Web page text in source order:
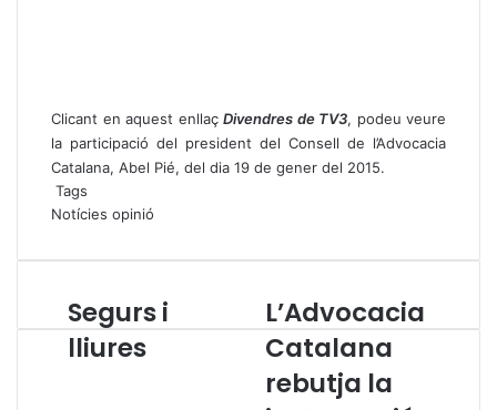
Clicant en aquest enllaç Divendres de TV3, podeu veure
la participació del president del Consell de l’Advocacia
Catalana, Abel Pié, del dia 19 de gener del 2015.
Tags
Notícies opinió
S
e
Segurs i
lliures
L
’
A
d
L’Advocacia
Catalana
rebutja la